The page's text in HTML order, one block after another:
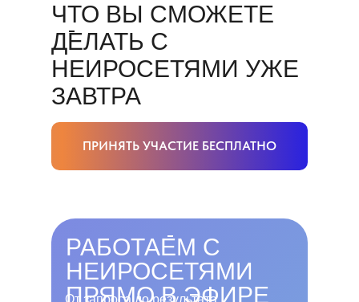
ЧТО ВЫ СМОЖЕТЕ
ДЕЛАТЬ С
НЕИРОСЕТЯМИ УЖЕ
ЗАВТРА
ПРИНЯТЬ УЧАСТИЕ БЕСПЛАТНО
РАБОТАЕМ С
НЕИРОСЕТЯМИ
ПРЯМО В ЭФИРЕ
От запроса до результата